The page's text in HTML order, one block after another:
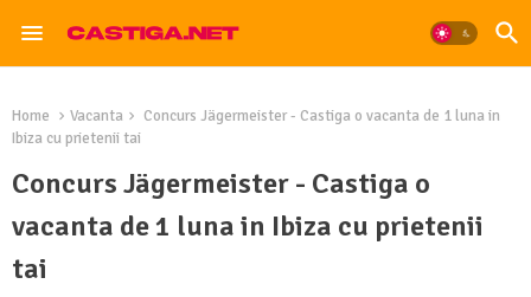
Home Vacanta
Concurs Jägermeister - Castiga o vacanta de 1 luna in
Ibiza cu prietenii tai
Concurs Jägermeister - Castiga o
vacanta de 1 luna in Ibiza cu prietenii
tai